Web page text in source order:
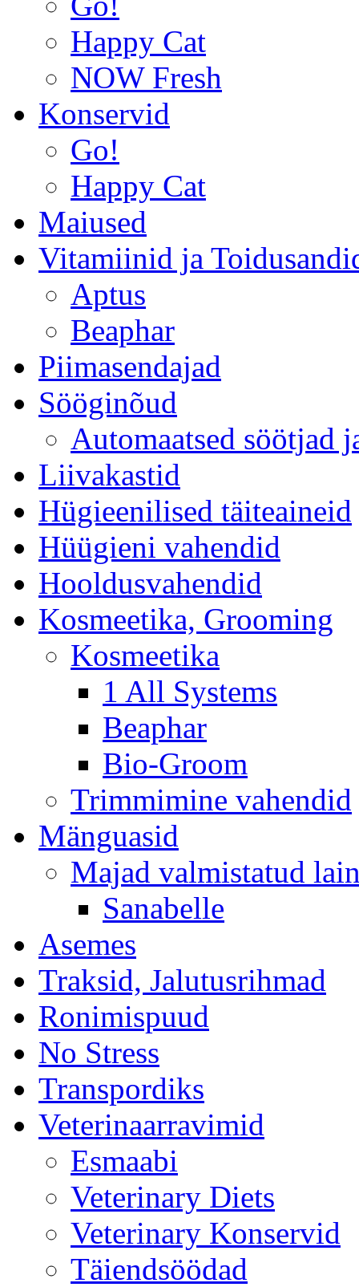
Happy Cat
NOW Fresh
Konservid
Go!
Happy Cat
Maiused
Vitamiinid ja
Aptus
Beaphar
Piimasendajad
Sööginõud
Automaatsed söötjad
Liivakastid
Hügieenilised täiteaineid
Hüügieni vahendid
Hooldusvahendid
Kosmeetika, Grooming
Kosmeetika
1 All Systems
Beaphar
Bio-Groom
Trimmimine vahendid
Mänguasid
Majad valmistatud
Sanabelle
Asemes
Traksid, Jalutusrihmad
Ronimispuud
No Stress
Transpordiks
Veterinaarravimid
Esmaabi
Veterinary Diets
Veterinary Konservid
Täiendsöödad